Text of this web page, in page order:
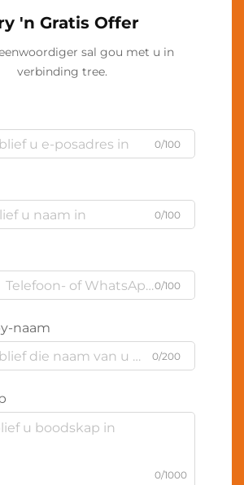
'n Gratis Offer
sal gou met u in
verbinding tree.
0/100
0/100
0/100
naam
0/200
0/1000